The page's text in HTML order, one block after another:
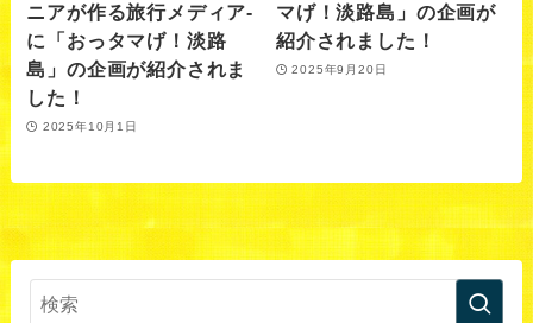
ニアが作る旅行メディア-
に「おっタマげ！淡路
島」の企画が紹介されま
した！
2025年10月1日
マげ！淡路島」の企画が
紹介されました！
2025年9月20日